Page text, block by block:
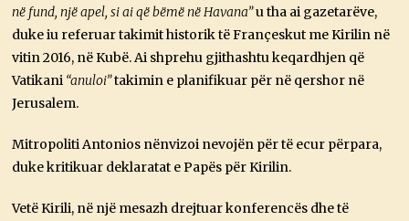
në fund, një apel, si ai që bëmë në Havana”u tha ai gazetarëve,
duke iu referuar takimit historik të Françeskut me Kirilin në
vitin 2016, në Kubë. Ai shprehu gjithashtu keqardhjen që
Vatikani “anuloi”takimin e planifikuar për në qershor në
Jerusalem.
Mitropoliti Antonios nënvizoi nevojën për të ecur përpara,
duke kritikuar deklaratat e Papës për Kirilin.
Vetë Kirili, në një mesazh drejtuar konferencës dhe të